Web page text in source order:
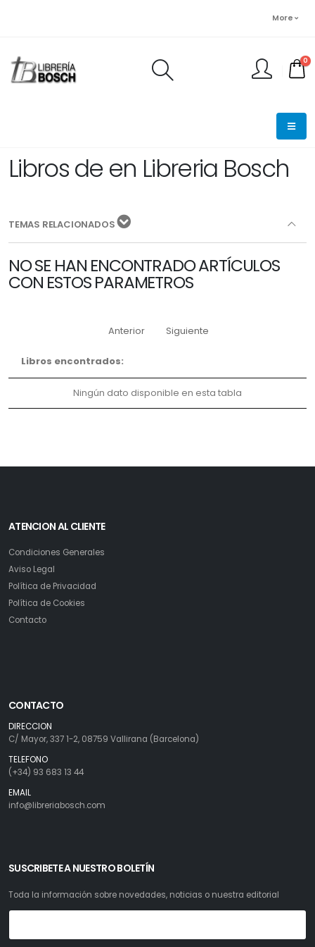
More
0
Libros de en Libreria Bosch
TEMAS RELACIONADOS
NO SE HAN ENCONTRADO ARTÍCULOS
CON ESTOS PARAMETROS
Anterior Siguiente
Libros encontrados:
Ningún dato disponible en esta tabla
ATENCION AL CLIENTE
Condiciones Generales
Aviso Legal
Política de Privacidad
Política de Cookies
Contacto
CONTACTO
DIRECCION
C/ Mayor, 337 1-2, 08759 Vallirana (Barcelona)
TELEFONO
(+34) 93 683 13 44
EMAIL
info@libreriabosch.com
SUSCRIBETE A NUESTRO BOLETÍN
Toda la información sobre novedades, noticias o nuestra editorial